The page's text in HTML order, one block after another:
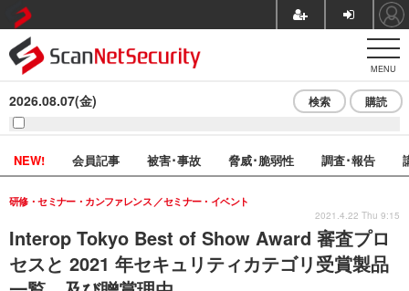
MENU
2026.08.07(金) 検索 購読
NEW! 会員記事 被害･事故 脅威･脆弱性 調査･報告
Interop Tokyo Best of Show Award 審査プロ
セスと 2021 年セキュリティカテゴリ受賞製品
研修・セミナー・カンファレンス セミナー・イベント
2021.4.22 Thu 9:15